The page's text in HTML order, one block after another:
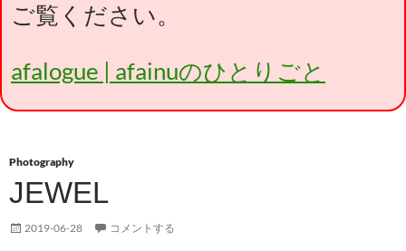
ご覧ください。
afalogue | afainuのひとりごと
Photography
JEWEL
2019-06-28 コメントする